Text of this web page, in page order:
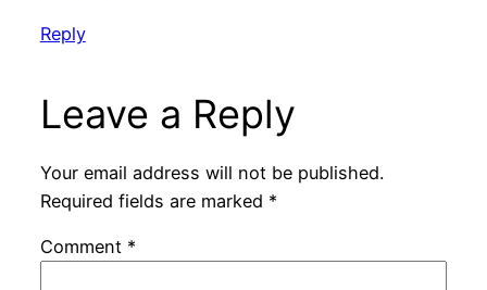
Reply
Leave a Reply
Your email address will not be published.
Required fields are marked *
Comment *